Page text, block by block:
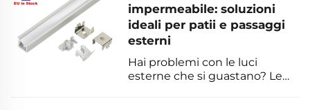
impermeabile: soluzioni
ideali per patii e passaggi
esterni
Hai problemi con le luci
esterne che si guastano? Le